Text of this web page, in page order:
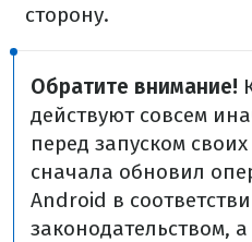
сторону.
Обратите внимание!
действуют совсем
перед запуском
сначала обновил
Android в
законодательством,